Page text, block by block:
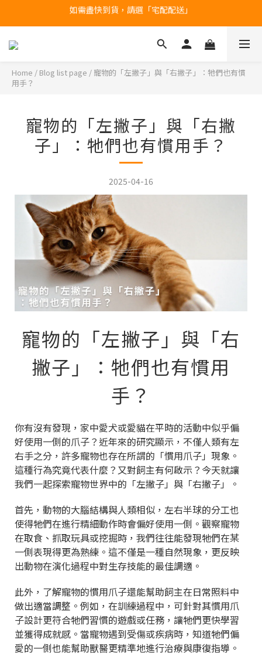
台北民權門市，現貨展示中
如需盡快到貨，請選「宅配配送」
產品均備有現貨，下單後最快當天即可出貨
Home / Blog list page / 寵物的「左撇子」與「右撇子」：牠們也有慣
用手？
寵物的「左撇子」與「右撇
子」：牠們也有慣用手？
2025-04-16
寵物的「左撇子」與「右
撇子」：牠們也有慣用
手？
你有沒有發現，家中愛犬或愛貓在平時的活動中似乎偏
好使用一側的爪子？近年來的研究顯示，不僅人類有左
右手之分，許多寵物也存在所謂的「慣用爪子」現象。
這種行為究竟代表什麼？又對飼主有何啟示？今天就讓
我們一起探索寵物世界中的「左撇子」與「右撇子」。
首先，動物的大腦結構與人類相似，左右半球的分工也
使得牠們在進行精細動作時會偏好使用一側。觀察寵物
在取食、抓取玩具或挖掘時，我們往往能發現牠們在某
一側表現得更為熟練。這不僅是一種自然現象，更反映
出動物在演化過程中對生存技能的最佳調適。
此外，了解寵物的慣用爪子還能幫助飼主在日常照料中
做出適當調整。例如，在訓練過程中，可針對其慣用爪
子設計更符合牠們習慣的遊戲或任務，讓牠們更快學習
並獲得成就感。當寵物遇到受傷或疾病時，知道牠們偏
愛的一側也能幫助獸醫更精準地進行治療與康復指導。